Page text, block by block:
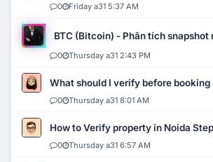
0 Friday a31 5:37 AM
BTC (Bitcoin) - Phân tích
0 Thursday a31 2:43 PM
What should I verify before booking
0 Thursday a31 8:01 AM
How to Verify property in Noida
0 Thursday a31 6:57 AM